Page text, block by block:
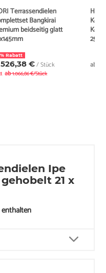
Terrassendielen
Bangkirai
beidseitig glatt
Rabatt
526,38 €/ Stück
ab1.066,86 €/Stück
ab
Ipe
21 x